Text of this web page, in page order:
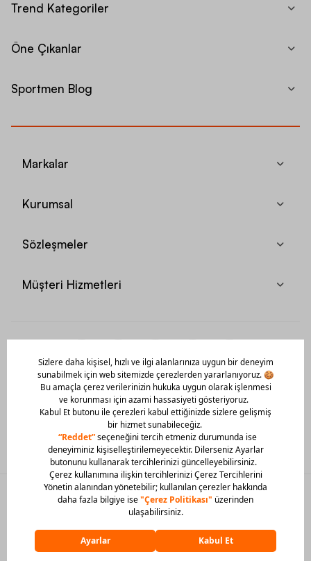
Trend Kategoriler
Öne Çıkanlar
Sportmen Blog
Markalar
Kurumsal
Sözleşmeler
Müşteri Hizmetleri
Mobil Uygulamamızı Hemen İndir!
© 2026 Barcin Tüm Hakları Saklıdır